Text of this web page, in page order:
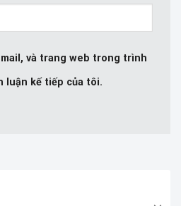
và trang web trong trình
luận kế tiếp của tôi.